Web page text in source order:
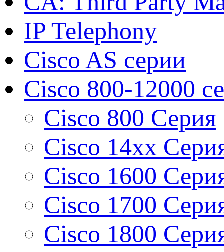
IP Telephony
Cisco AS серии
Cisco 800-12000
Cisco 800 Серия
Cisco 14xx
Cisco 1600
Cisco 1700
Cisco 1800